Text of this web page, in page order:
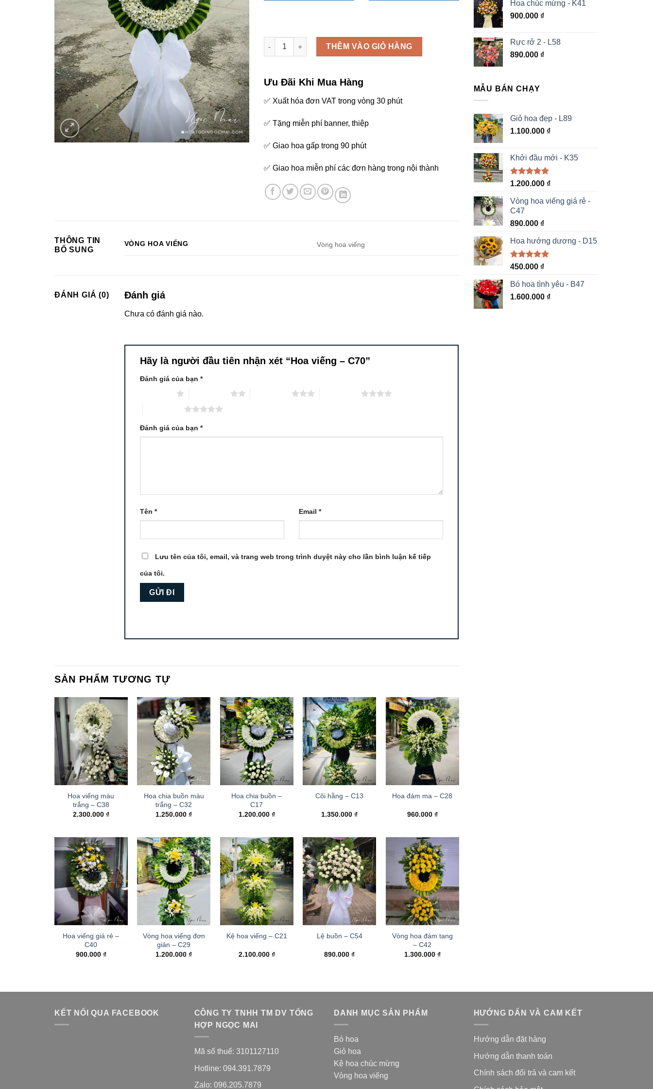
Hoa viếng - C70 số lượng
THÊM VÀO GIỎ HÀNG
Ưu Đãi Khi Mua Hàng
✅ Xuất hóa đơn VAT trong vòng 30 phút
✅ Tặng miễn phí banner, thiệp
✅ Giao hoa gấp trong 90 phút
✅ Giao hoa miễn phí các đơn hàng trong nội thành
THÔNG TIN
BỔ SUNG
VÒNG HOA VIẾNG Vòng hoa viếng
ĐÁNH GIÁ (0) Đánh giá
Chưa có đánh giá nào.
Hãy là người đầu tiên nhận xét “Hoa viếng – C70”
Đánh giá của bạn *
Đánh giá của bạn *
Tên * Email*
Lưu tên của tôi, email, và trang web trong trình duyệt này cho lần bình luận kế tiếp
của tôi.
SẢN PHẨM TƯƠNG TỰ
Hoa viếng màu
trắng – C38
2.300.000 ₫
Hoa chia buồn màu
trắng – C32
1.250.000₫
Hoa chia buồn –
C17
1.200.000 ₫
Cõi hằng – C13
1.350.000₫
Hoa đám ma – C28
960.000 ₫
Hoa viếng giá rẻ –
C40
900.000 ₫
Vòng hoa viếng đơn
giản – C29
1.200.000₫
Kệ hoa viếng – C21
2.100.000 ₫
Lệ buồn – C54
890.000₫
Vòng hoa đám tang
– C42
1.300.000 ₫
Hoa chúc mừng - K41
900.000 ₫
Rực rở 2 - L58
890.000 ₫
MẪU BÁN CHẠY
Giỏ hoa đẹp - L89
1.100.000 ₫
Khởi đầu mới - K35
Được xếp
5 sao
1.200.000 ₫
Vòng hoa viếng giá rẻ -
C47
890.000 ₫
Hoa hướng dương - D15
Được xếp
5 sao
450.000 ₫
Bó hoa tình yêu - B47
1.600.000 ₫
KẾT NỐI QUA FACEBOOK
CÔNG TY TNHH TM DV TỔNG
HỢP NGỌC MAI
Mã số thuế: 3101127110
Hotline: 094.391.7879
Zalo: 096.205.7879
DANH MỤC SẢN PHẨM
Bó hoa
Giỏ hoa
Kệ hoa chúc mừng
Vòng hoa viếng
HƯỚNG DẨN VÀ CAM KẾT
Hướng dẫn đặt hàng
Hướng dẫn thanh toán
Chính sách đổi trả và cam kết